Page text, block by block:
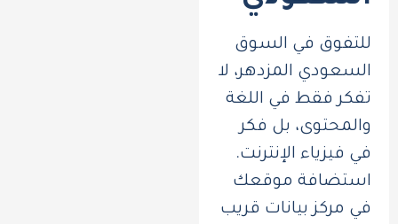
للتفوق في السوق
السعودي المزدهر، لا
تفكر فقط في اللغة
والمحتوى، بل فكر
في فيزياء الإنترنت.
استضافة موقعك
في مركز بيانات قريب